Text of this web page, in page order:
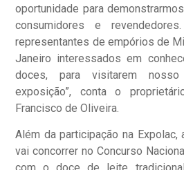
oportunidade para
consumidores e
representantes de empórios de
Janeiro interessados em
doces, para visitarem
exposição”, conta o
Francisco de Oliveira.
Além da participação na Expolac,
vai concorrer no Concurso